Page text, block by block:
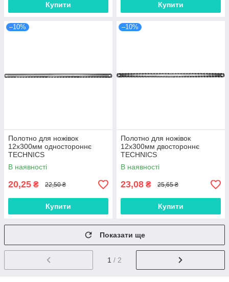
Купити Купити
–10%
Полотно для ножівок
12х300мм одностороннє
TECHNICS
В наявності
20,25 ₴ 22,50 ₴
Купити
–10%
Полотно для ножівок
12х300мм двостороннє
TECHNICS
В наявності
23,08 ₴ 25,65 ₴
Купити
Показати ще
1 / 2